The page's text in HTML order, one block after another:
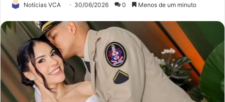
Notícias VCA 30/06/2026 0 Menos de um minuto